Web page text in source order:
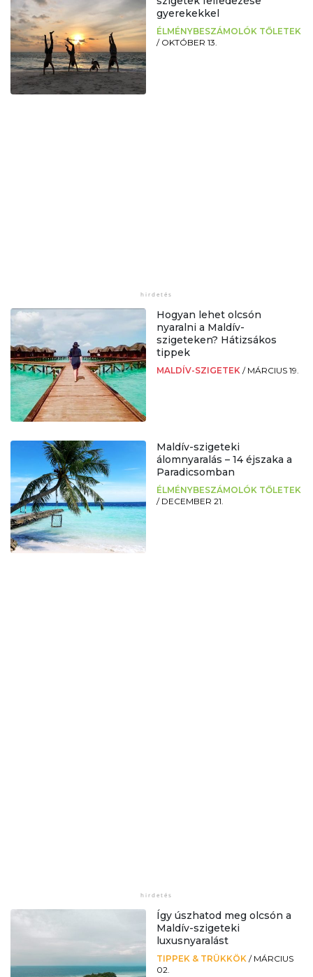
gyerekekkel
ÉLMÉNYBESZÁMOLÓK TŐLETEK
/ OKTÓBER 13.
Hogyan lehet olcsón
nyaralni a Maldív-
szigeteken? Hátizsákos
tippek
MALDÍV-SZIGETEK / MÁRCIUS 19.
Maldív-szigeteki
álomnyaralás – 14 éjszaka a
Paradicsomban
ÉLMÉNYBESZÁMOLÓK TŐLETEK
/ DECEMBER 21.
Így úszhatod meg olcsón a
Maldív-szigeteki
luxusnyaralást
TIPPEK & TRÜKKÖK / MÁRCIUS
02.